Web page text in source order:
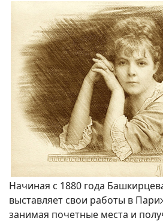
Начиная с 1880 года
выставляет свои работы в
занимая почетные места и